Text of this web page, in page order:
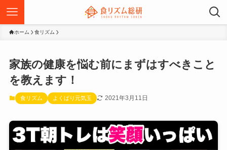
ホーム 食リズム
家族の健康を悩む前にまずはすべきこと
を教えます！
食リズム よくばり元気玉 2021年3月11日